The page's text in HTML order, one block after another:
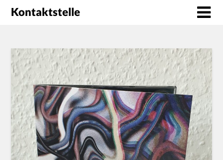
Kontaktstelle